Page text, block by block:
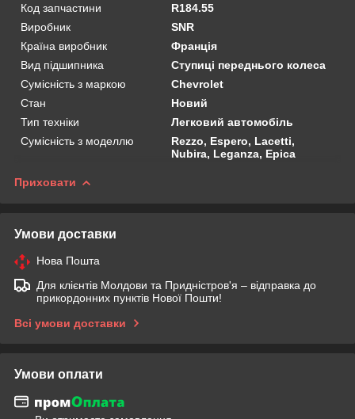
Код запчастини
R184.55
Виробник
SNR
Країна виробник
Франція
Вид підшипника
Ступиці переднього колеса
Сумісність з маркою
Chevrolet
Стан
Новий
Тип техніки
Легковий автомобіль
Сумісність з моделлю
Rezzo, Espero, Lacetti,
Nubira, Leganza, Epica
Приховати
Умови доставки
Нова Пошта
Для клієнтів Молдови та Придністров'я – відправка до
прикордонних пунктів Нової Пошти!
Всі умови доставки
Умови оплати